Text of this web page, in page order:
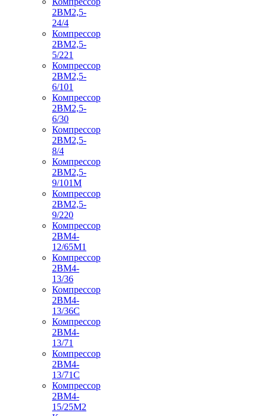
2ВМ2,5-
24/4
Компрессор
2ВМ2,5-
5/221
Компрессор
2ВМ2,5-
6/101
Компрессор
2ВМ2,5-
6/30
Компрессор
2ВМ2,5-
8/4
Компрессор
2ВМ2,5-
9/101М
Компрессор
2ВМ2,5-
9/220
Компрессор
2ВМ4-
12/65М1
Компрессор
2ВМ4-
13/36
Компрессор
2ВМ4-
13/36С
Компрессор
2ВМ4-
13/71
Компрессор
2ВМ4-
13/71С
Компрессор
2ВМ4-
15/25М2